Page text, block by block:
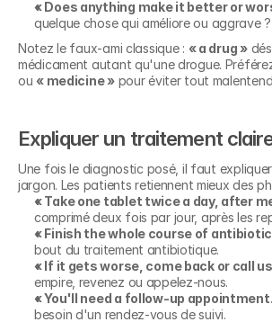
« Does anything make it better or
quelque chose qui améliore ou aggrave ?
Notez le faux-ami classique : « a drug »
médicament autant qu'une drogue.
ou « medicine » pour éviter tout
Expliquer un traitement
Une fois le diagnostic posé, il faut
jargon. Les patients retiennent mieux des
« Take one tablet twice a day, after
comprimé deux fois par jour, après les
« Finish the whole course of
bout du traitement antibiotique.
« If it gets worse, come back or call
empire, revenez ou appelez-nous.
« You'll need a follow-up
besoin d'un rendez-vous de suivi.